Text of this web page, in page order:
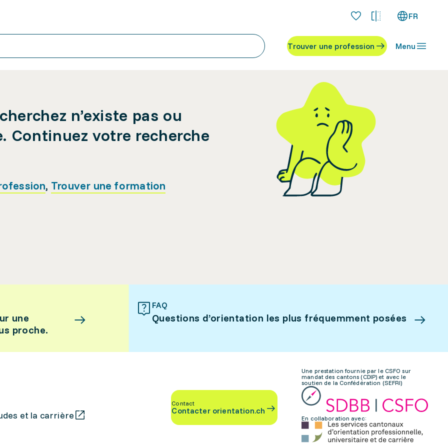
FR
Trouver une profession Menu
n’existe pas ou
Continuez votre recherche
, Trouver une formation
une
proche.
FAQ
Questions d’orientation les plus fréquemment posées
et la carrière
Contact
Contacter orientation.ch
Une prestation fournie par le CSFO sur
mandat des cantons (CDIP) et avec le
soutien de la Confédération (SEFRI)
En collaboration avec: